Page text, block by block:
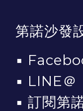
第諾沙發
▪
▪ LINE＠
▪ 訂閱第